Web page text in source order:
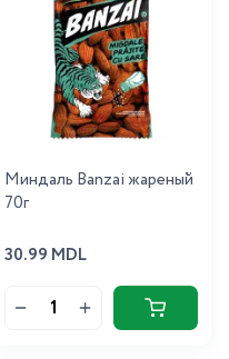
Миндаль Banzai жареный
70г
30.99 MDL